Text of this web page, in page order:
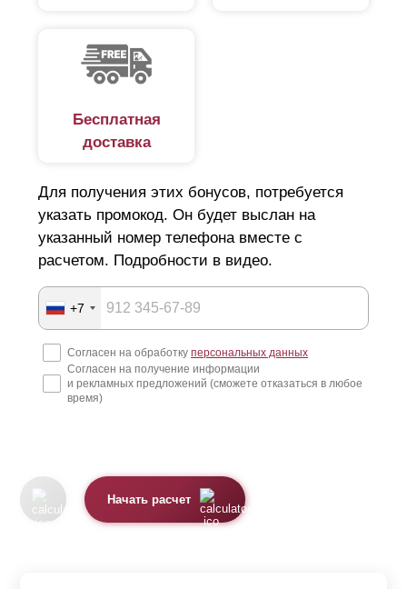
Бесплатная
доставка
Для получения этих бонусов, потребуется
указать промокод. Он будет выслан на
указанный номер телефона вместе с
расчетом. Подробности в видео.
+7
Согласен на обработку персональных данных
Согласен на получение информации
и рекламных предложений (сможете отказаться в любое
время)
Начать расчет